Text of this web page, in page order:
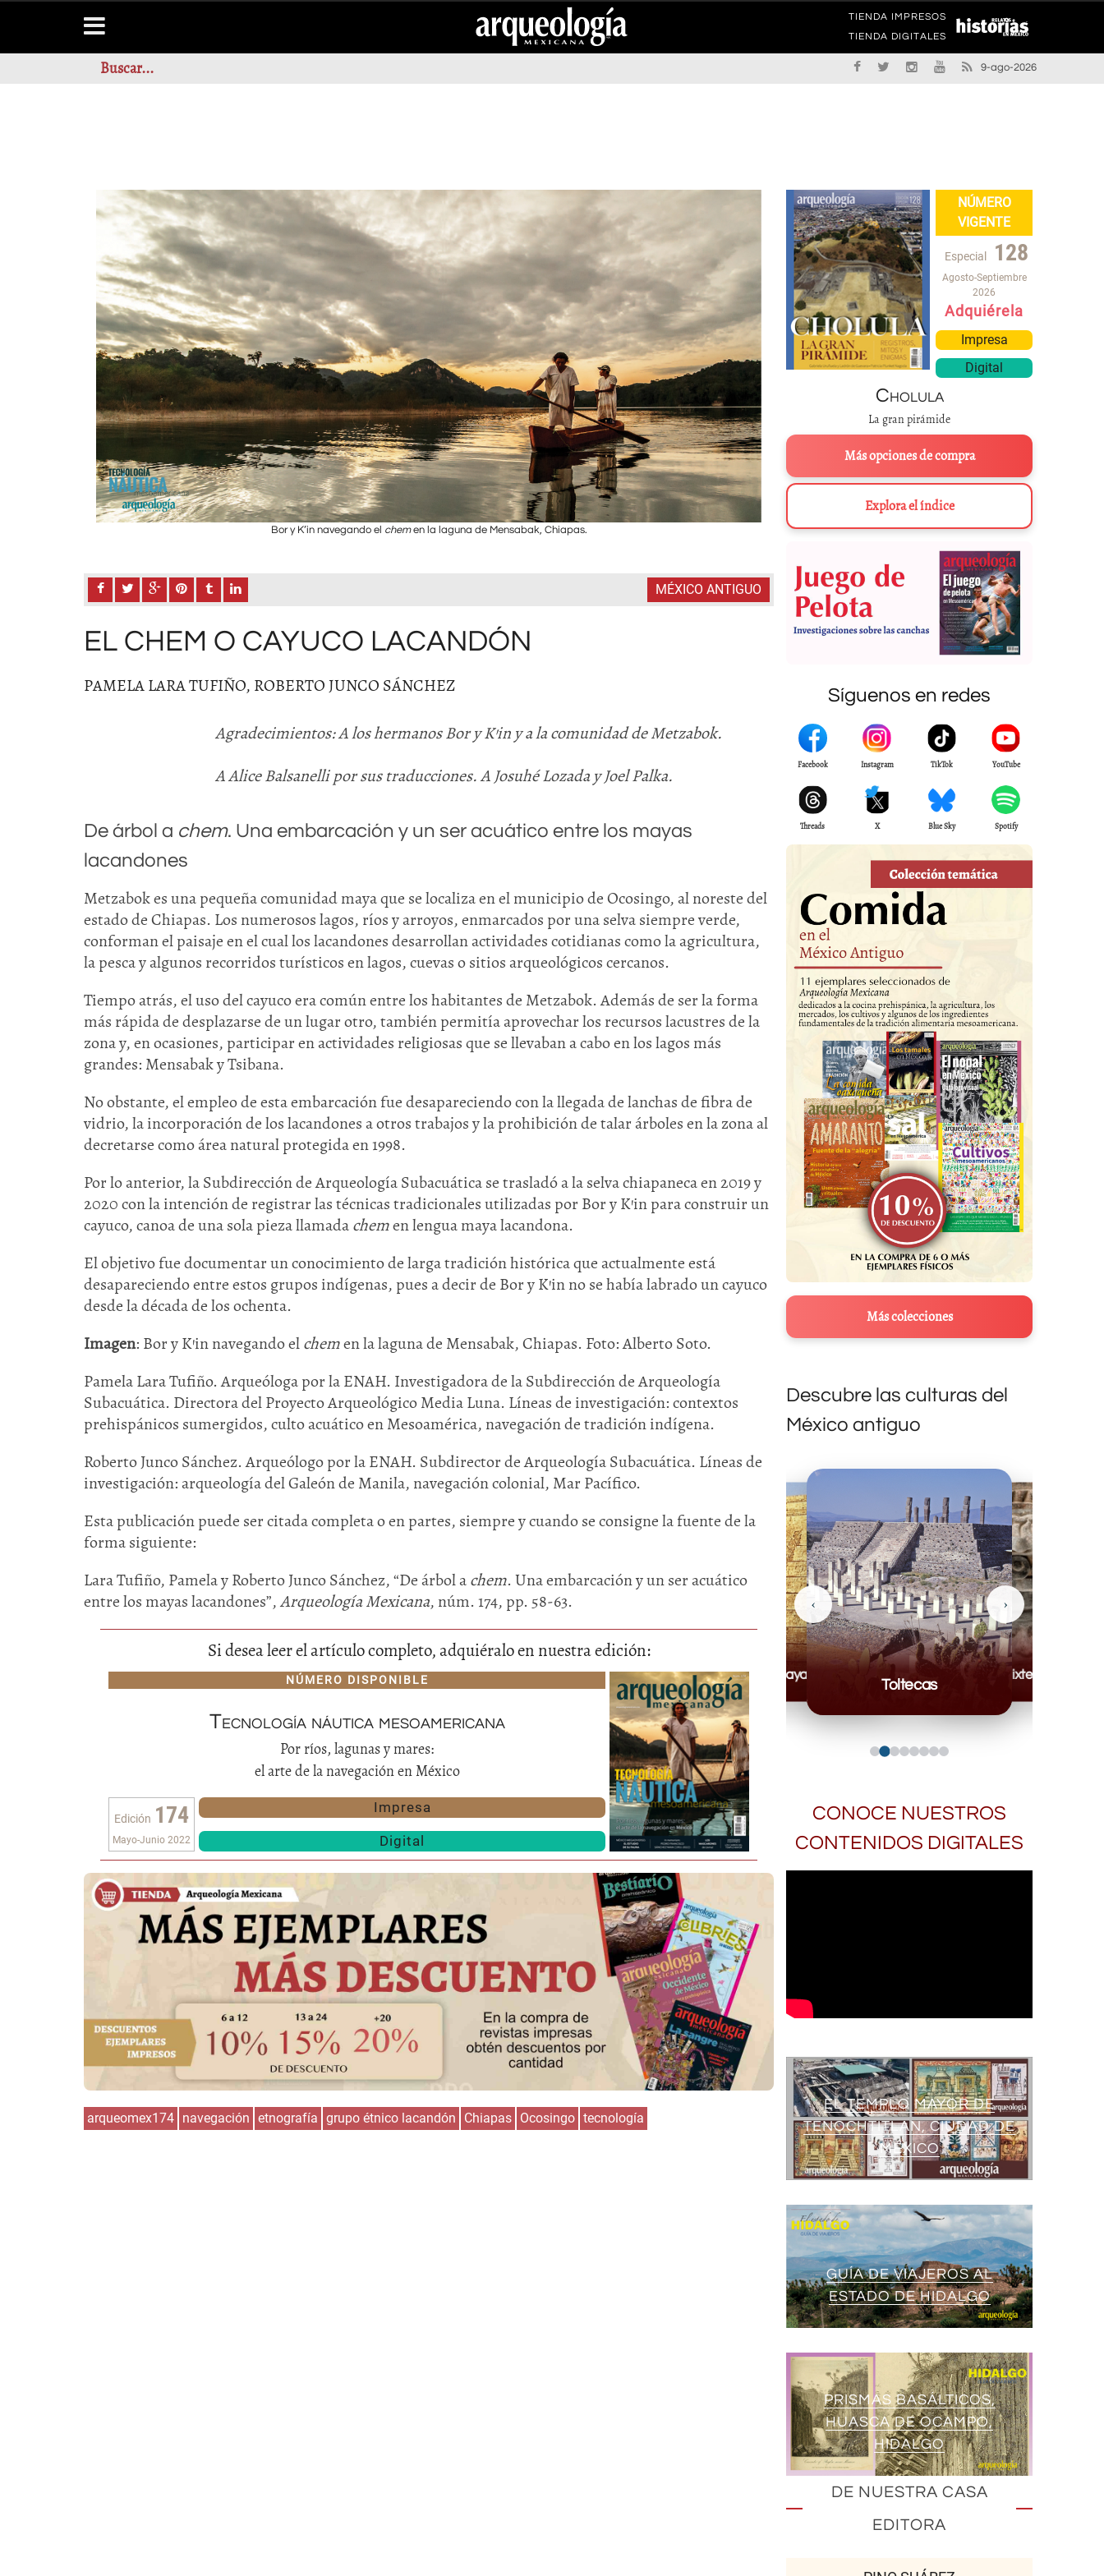
TIENDA IMPRESOS
TIENDA DIGITALES
9-ago-2026
Bor y K’in navegando el chemen la laguna de Mensabak, Chiapas. Bor y K’in navegando el
MÉXICO ANTIGUO
EL CHEM O CAYUCO LACANDÓN
PAMELA LARA TUFIÑO, ROBERTO JUNCO SÁNCHEZ
Agradecimientos: A los hermanos Bor y K’in y a la comunidad de Metzabok.
A Alice Balsanelli por sus traducciones. A Josuhé Lozada y Joel Palka.
De árbol a chem. Una embarcación y un ser acuático entre los mayas
lacandones
Metzabok es una pequeña comunidad maya que se localiza en el municipio de Ocosingo, al noreste del
estado de Chiapas. Los numerosos lagos, ríos y arroyos, enmarcados por una selva siempre verde,
conforman el paisaje en el cual los lacandones desarrollan actividades cotidianas como la agricultura,
la pesca y algunos recorridos turísticos en lagos, cuevas o sitios arqueológicos cercanos.
Tiempo atrás, el uso del cayuco era común entre los habitantes de Metzabok. Además de ser la forma
más rápida de desplazarse de un lugar otro, también permitía aprovechar los recursos lacustres de la
zona y, en ocasiones, participar en actividades religiosas que se llevaban a cabo en los lagos más
grandes: Mensabak y Tsibana.
No obstante, el empleo de esta embarcación fue desapareciendo con la llegada de lanchas de fibra de
vidrio, la incorporación de los lacandones a otros trabajos y la prohibición de talar árboles en la zona al
decretarse como área natural protegida en 1998.
Por lo anterior, la Subdirección de Arqueología Subacuática se trasladó a la selva chiapaneca en 2019 y
2020 con la intención de registrar las técnicas tradicionales utilizadas por Bor y K’in para construir un
cayuco, canoa de una sola pieza llamadachemen lengua maya lacandona.
El objetivo fue documentar un conocimiento de larga tradición histórica que actualmente está
desapareciendo entre estos grupos indígenas, pues a decir de Bor y K’in no se había labrado un cayuco
desde la década de los ochenta.
Imagen: Bor y K’in navegando elchemen la laguna de Mensabak, Chiapas. Foto: Alberto Soto.
Pamela Lara Tufiño. Arqueóloga por la ENAH. Investigadora de la Subdirección de Arqueología
Subacuática. Directora del Proyecto Arqueológico Media Luna. Líneas de investigación: contextos
prehispánicos sumergidos, culto acuático en Mesoamérica, navegación de tradición indígena.
Roberto Junco Sánchez. Arqueólogo por la ENAH. Subdirector de Arqueología Subacuática. Líneas de
investigación: arqueología del Galeón de Manila, navegación colonial, Mar Pacífico.
Esta publicación puede ser citada completa o en partes, siempre y cuando se consigne la fuente de la
forma siguiente:
Lara Tufiño, Pamela y Roberto Junco Sánchez, “De árbol achem. Una embarcación y un ser acuático
entre los mayas lacandones”,Arqueología Mexicana, núm. 174, pp. 58-63.
Si desea leer el artículo completo, adquiéralo en nuestra edición:
NÚMERO DISPONIBLE
Tecnología náutica mesoamericana
Por ríos, lagunas y mares:
el arte de la navegación en México
Edición 174
Mayo-Junio 2022
Impresa
Digital
arqueomex174 navegación etnografía grupo étnico lacandón Chiapas Ocosingo tecnología
NÚMERO
VIGENTE
Especial 128
Agosto-Septiembre
2026
Adquiérela
Impresa
Digital
Cholula
La gran pirámide
Más opciones de compra
Explora el índice
Síguenos en redes
Facebook Instagram TikTok YouTube
Threads X Blue Sky Spotify
Más colecciones
Descubre las culturas del
México antiguo
Mayas
Toltecas
Mixteca
Huasteca
‹ ›
CONOCE NUESTROS
CONTENIDOS DIGITALES
EL TEMPLO MAYOR DE
TENOCHTITLAN, CIUDAD DE
MÉXICO
GUÍA DE VIAJEROS AL
ESTADO DE HIDALGO
PRISMAS BASÁLTICOS,
HUASCA DE OCAMPO,
HIDALGO
DE NUESTRA CASA
EDITORA